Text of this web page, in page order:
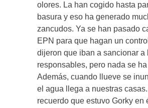
olores. La han cogido hasta
basura y eso ha generado
zancudos. Ya se han pasado
EPN para que hagan un
dijeron que iban a sancionar a
responsables, pero nada se
Además, cuando llueve se
el agua llega a nuestras
recuerdo que estuvo Gorky en